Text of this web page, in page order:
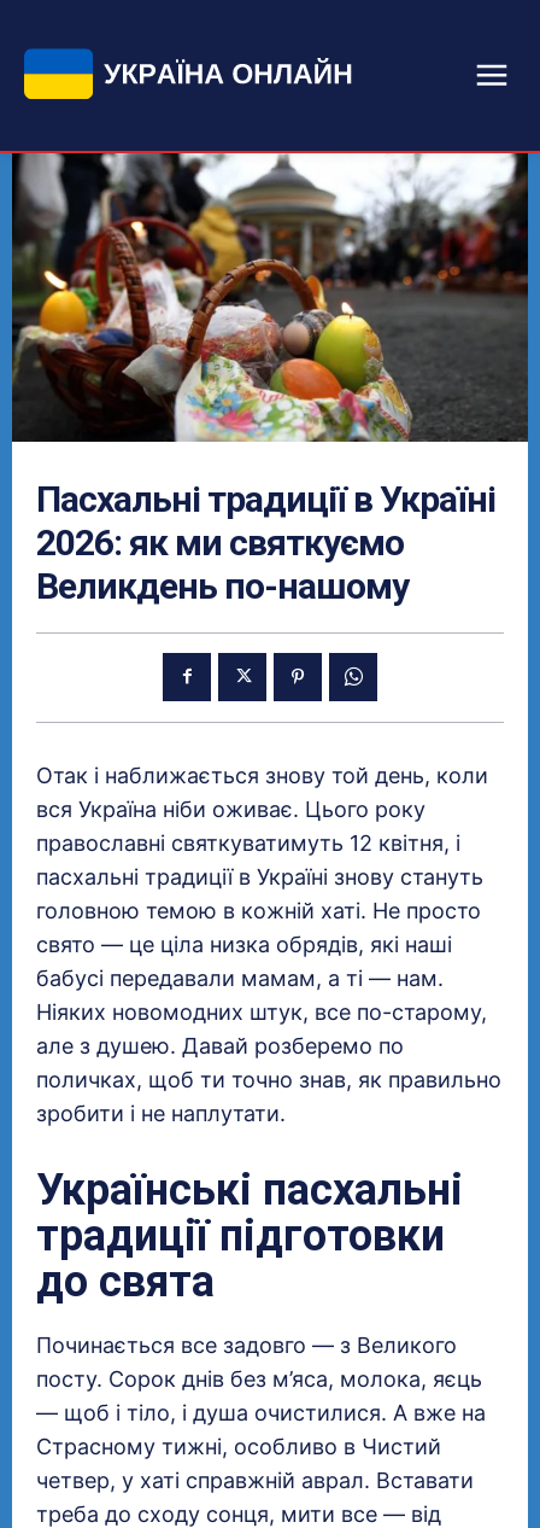
Пасхальні традиції в Україні
2026: як ми святкуємо
Великдень по-нашому
Отак і наближається знову той день, коли
вся Україна ніби оживає. Цього року
православні святкуватимуть 12 квітня, і
пасхальні традиції в Україні знову стануть
головною темою в кожній хаті. Не просто
свято — це ціла низка обрядів, які наші
бабусі передавали мамам, а ті — нам.
Ніяких новомодних штук, все по-старому,
але з душею. Давай розберемо по
поличках, щоб ти точно знав, як правильно
зробити і не наплутати.
Українські пасхальні
традиції підготовки
до свята
Починається все задовго — з Великого
посту. Сорок днів без м’яса, молока, яєць
— щоб і тіло, і душа очистилися. А вже на
Страсному тижні, особливо в Чистий
четвер, у хаті справжній аврал. Вставати
треба до сходу сонця, мити все — від